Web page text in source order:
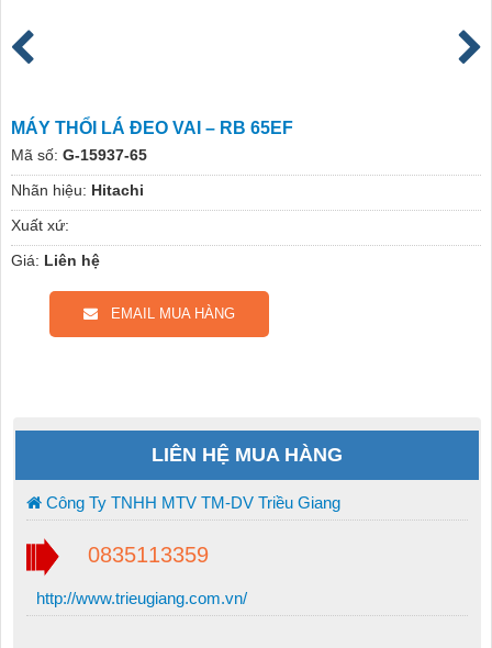
MÁY THỔI LÁ ĐEO VAI – RB 65EF
Mã số: G-15937-65
Nhãn hiệu: Hitachi
Xuất xứ:
Giá: Liên hệ
EMAIL MUA HÀNG
LIÊN HỆ MUA HÀNG
Công Ty TNHH MTV TM-DV Triều Giang
0835113359
http://www.trieugiang.com.vn/